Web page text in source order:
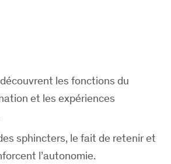
les fonctions du
et les expériences
sphincters, le fait de retenir et
l’autonomie.